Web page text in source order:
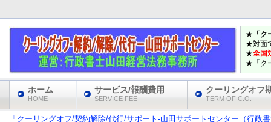
「クーリングオフ/契約解除/代行/サポート‐山田サポートセンター（行政
★ 「
★対面
★全国
★「ク
ホーム
HOME
サービス/報酬費用
SERVICE FEE
クーリングオフ
TERM OF C.O.